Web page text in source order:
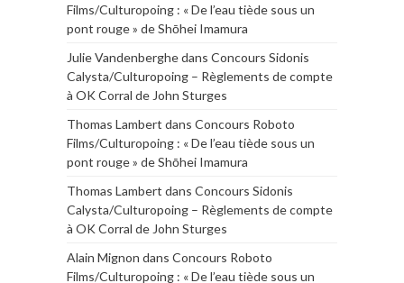
Films/Culturopoing : « De l’eau tiède sous un
pont rouge » de Shōhei Imamura
Julie Vandenberghedans Concours Sidonis
Calysta/Culturopoing – Règlements de compte
à OK Corral de John Sturges
Thomas Lambert dans Concours Roboto
Films/Culturopoing : « De l’eau tiède sous un
pont rouge » de Shōhei Imamura
Thomas Lambert dans Concours Sidonis
Calysta/Culturopoing – Règlements de compte
à OK Corral de John Sturges
Alain Mignon dans Concours Roboto
Films/Culturopoing : « De l’eau tiède sous un